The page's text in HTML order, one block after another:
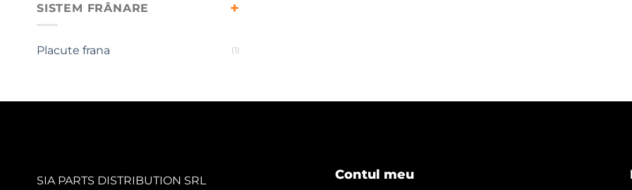
SISTEM FRÂNARE
Placute frana (1)
SIA PARTS DISTRIBUTION SRL
Contul meu